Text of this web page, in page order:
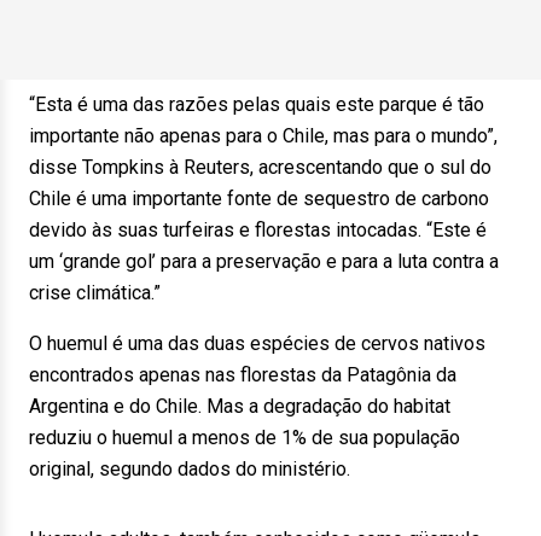
“Esta é uma das razões pelas quais este parque é tão
importante não apenas para o Chile, mas para o mundo”,
disse Tompkins à Reuters, acrescentando que o sul do
Chile é uma importante fonte de sequestro de carbono
devido às suas turfeiras e florestas intocadas. “Este é
um ‘grande gol’ para a preservação e para a luta contra a
crise climática.”
O huemul é uma das duas espécies de cervos nativos
encontrados apenas nas florestas da Patagônia da
Argentina e do Chile. Mas a degradação do habitat
reduziu o huemul a menos de 1% de sua população
original, segundo dados do ministério.